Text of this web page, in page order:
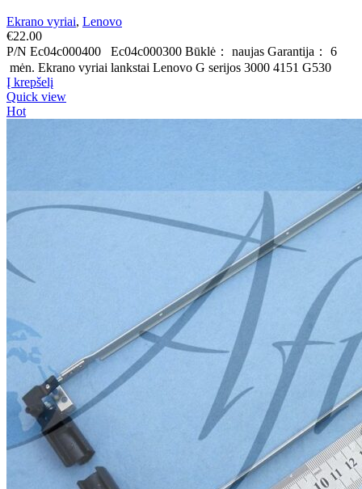
Ekrano vyriai, Lenovo
€22.00
P/N Ec04c000400 Ec04c000300 Būklė： naujas Garantija： 6
mėn. Ekrano vyriai lankstai Lenovo G serijos 3000 4151 G530
Į krepšelį
Quick view
Hot